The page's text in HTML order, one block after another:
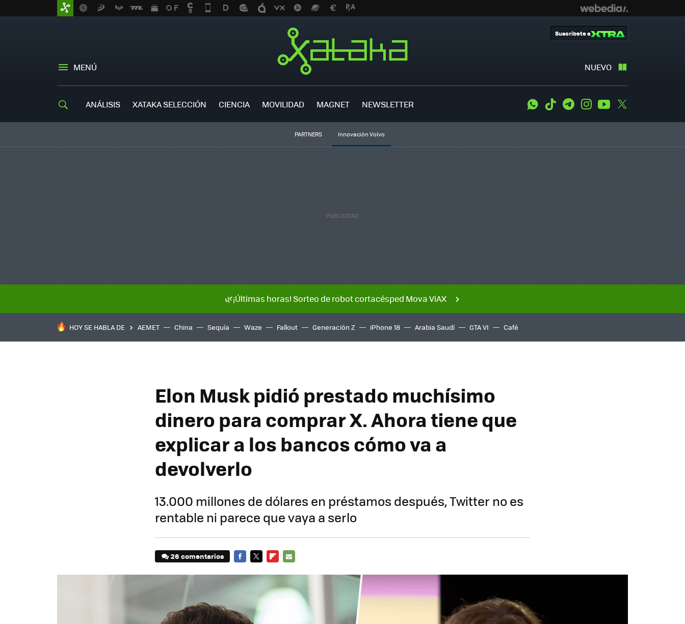
MENÚ NUEVO
Suscríbete a
ANÁLISIS XATAKA SELECCIÓN CIENCIA MOVILIDAD MAGNET NEWSLETTER WhatsApp
Tiktok TelegramInstagramYoutube
PARTNERS Innovación Volvo
🌿¡Últimas horas! Sorteo de robot cortacésped Mova ViAX
HOY SE HABLA DE AEMET China Sequía Waze Fallout Generación Z iPhone 18 Arabia Saudí GTA VI Café
Elon Musk pidió prestado muchísimo
dinero para comprar X. Ahora tiene que
explicar a los bancos cómo va a
devolverlo
13.000 millones de dólares en préstamos después, Twitter no es
rentable ni parece que vaya a serlo
26 comentarios